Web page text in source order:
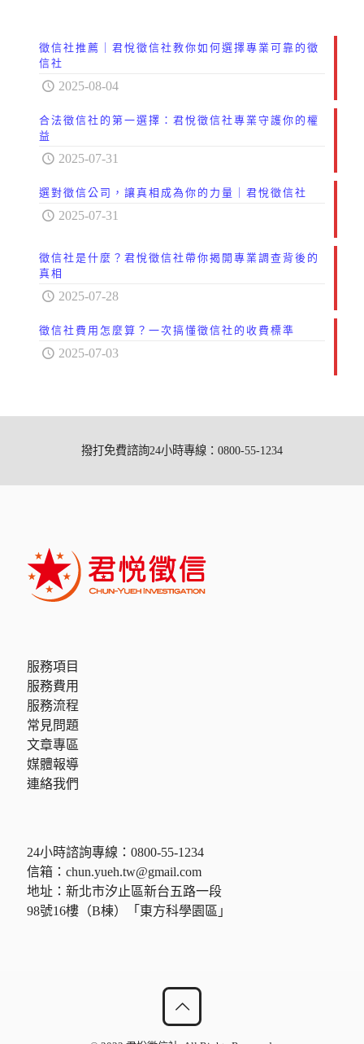
徵信社推薦｜君悅徵信社教你如何選擇專業可靠的徵
信社
2025-08-04
合法徵信社的第一選擇：君悅徵信社專業守護你的權
益
2025-07-31
選對徵信公司，讓真相成為你的力量｜君悅徵信社
2025-07-31
徵信社是什麼？君悅徵信社帶你揭開專業調查背後的
真相
2025-07-28
徵信社費用怎麼算？一次搞懂徵信社的收費標準
2025-07-03
撥打免費諮詢24小時專線：0800-55-1234
服務項目
服務費用
服務流程
常見問題
文章專區
媒體報導
連絡我們
24小時諮詢專線： 0800-55-1234
信箱： chun.yueh.tw@gmail.com
地址：新北市汐止區新台五路一段
98號16樓（B棟）「東方科學園區」